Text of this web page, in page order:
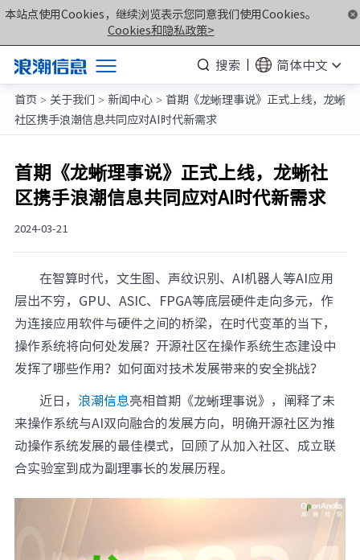
本站点使用Cookies，继续浏览表示您同意我们使用Cookies。
Cookies和隐私政策>
搜索
简体中文
产品
解决方案
服务支持
如何购买
合作伙伴
联合创新平台
关于我们
计算产业洞察
元脑品牌升级公告
首页 > 关于我们 > 新闻中心 > 首期《龙蜥理事说》正式上线，龙蜥
社区携手浪潮信息共同应对AI时代新需求
首期《龙蜥理事说》正式上线，龙蜥社
区携手浪潮信息共同应对AI时代新需求
2024-03-21
在智算时代，文生图、声纹识别、AI机器人等AI应用
层出不穷，GPU、ASIC、FPGA等底层硬件走向多元，作
为连接应用软件与硬件之间的桥梁，在时代变革的当下，
操作系统将向何处发展？开源社区在操作系统生态建设中
发挥了哪些作用？如何面对技术发展带来的安全挑战？
近日， 浪潮信息亮相首期《龙蜥理事说》，阐释了未
来操作系统与AI双向融合的发展方向，明确开源社区为推
动操作系统发展的最佳模式，回顾了从加入社区、成立联
合实验室到成为副理事长的发展历程。